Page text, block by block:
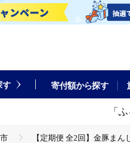
す 寄付額から探す
「
【定期便 全2回】金豚ま